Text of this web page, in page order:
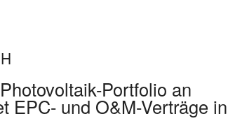
Portfolio an
EPC- und O&M-Verträge in